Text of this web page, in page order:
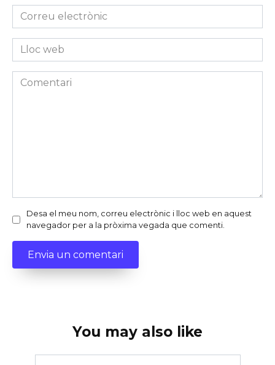
Correu
electrònic
*Lloc
web
Comentari
Desa el meu nom, correu electrònic i lloc web en aquest
navegador per a la pròxima vegada que comenti.
You may also like